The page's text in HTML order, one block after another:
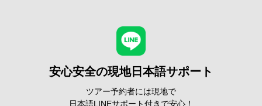
安心安全の現地日本語サポート
ツアー予約者には現地で
日本語LINEサポート付きで安心！